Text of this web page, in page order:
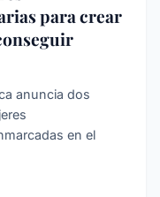
para crear
anuncia dos
en el